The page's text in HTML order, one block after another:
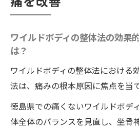
効果を実感した方々の体
活への影響
時間で解消
痛みと痺れを取り除く
体技術とは
短時間で結果を出す整
ワイルドボディの整体法の効果
は？
ワイルドボディの整体法における
法は、痛みの根本原因に焦点を当
徳島県での痛くないワイルドボデ
体全体のバランスを見直し、坐骨